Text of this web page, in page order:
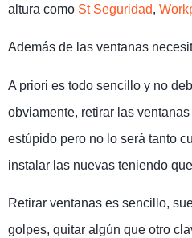
altura como St Seguridad,
Además de las ventanas
A priori es todo sencillo y no
obviamente, retirar las
estúpido pero no lo será tanto
instalar las nuevas teniendo
Retirar ventanas es sencillo,
golpes, quitar algún que otro